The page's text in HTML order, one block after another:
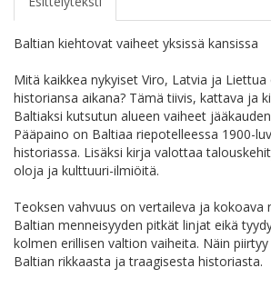
Baltian kiehtovat vaiheet yksissä kansissa
Mitä kaikkea nykyiset Viro, Latvia ja
historiansa aikana? Tämä tiivis, kattava ja
Baltiaksi kutsutun alueen vaiheet
Pääpaino on Baltiaa riepotelleessa 1900-
historiassa. Lisäksi kirja valottaa
oloja ja kulttuuri-ilmiöitä.
Teoksen vahvuus on vertaileva ja kokoava
Baltian menneisyyden pitkät linjat eikä
kolmen erillisen valtion vaiheita. Näin
Baltian rikkaasta ja traagisesta historiasta.